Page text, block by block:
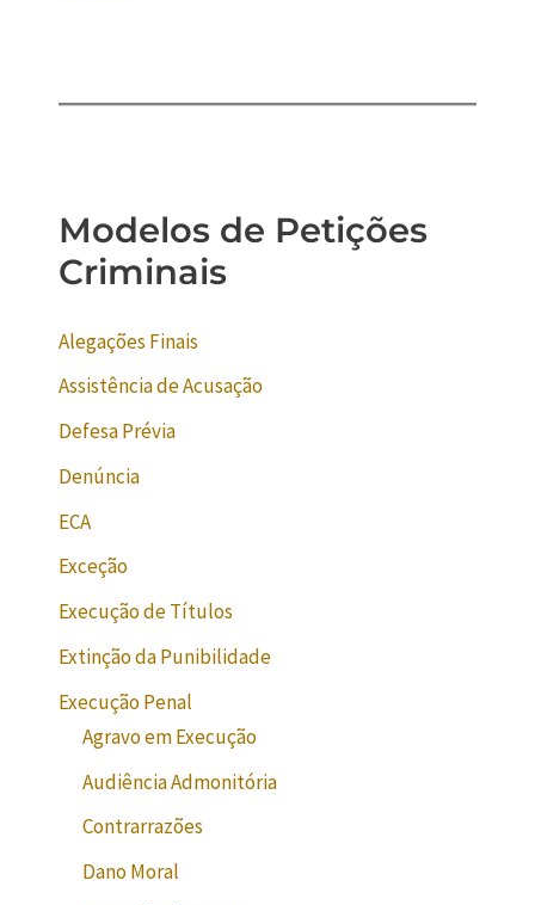
Modelos de Petições
Criminais
Alegações Finais
Assistência de Acusação
Defesa Prévia
Denúncia
ECA
Exceção
Execução de Títulos
Extinção da Punibilidade
Execução Penal
Agravo em Execução
Audiência Admonitória
Contrarrazões
Dano Moral